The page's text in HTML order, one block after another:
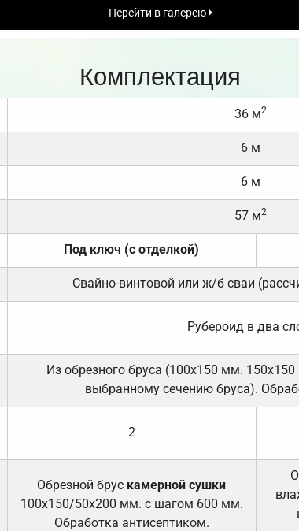
Перейти в галерею
Комплектация
36 м2
6 м
6 м
57 м2
Под ключ (с отделкой)
Свайно-винтовой или ж/б сваи
Рубероид в два
Из обрезного бруса (100х150 мм.
выбранному сечению бруса).
2
Обрезной брус камерной сушки
100х150/50х200 мм. с шагом 600 мм.
Обработка антисептиком.